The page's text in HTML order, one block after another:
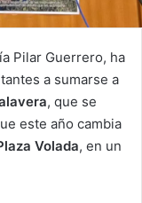
Pilar Guerrero, ha
a sumarse a
, que se
este año cambia
Volada, en un